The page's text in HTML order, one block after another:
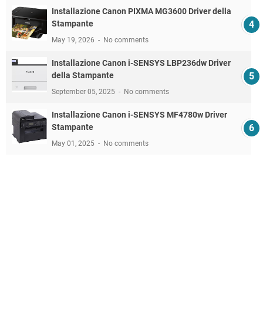
Installazione Canon PIXMA MG3600 Driver della
Stampante
May 19, 2026 No comments
Installazione Canon i-SENSYS LBP236dw Driver
della Stampante
September 05, 2025 No comments
Installazione Canon i-SENSYS MF4780w Driver
Stampante
May 01, 2025 No comments